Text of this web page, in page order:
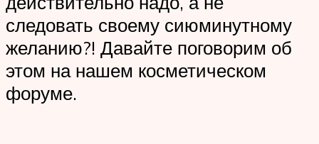
следовать своему сиюминутному
желанию?! Давайте поговорим об
этом на нашем косметическом
форуме.